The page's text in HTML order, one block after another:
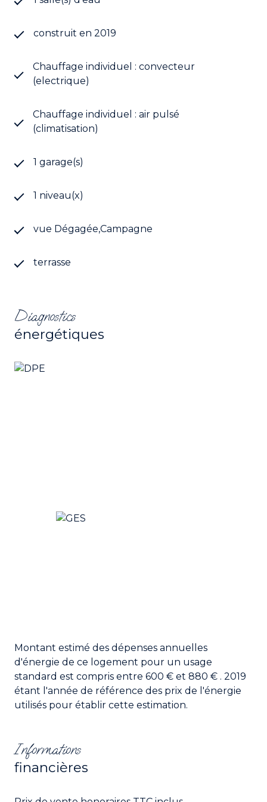
est exposé sont disponibles sur le site
construit en 2019
Chauffage individuel : convecteur
(electrique)
Chauffage individuel : air pulsé
(climatisation)
1 garage(s)
1 niveau(x)
vue Dégagée,Campagne
terrasse
Diagnostics
énergétiques
Montant estimé des dépenses annuelles
d'énergie de ce logement pour un usage
standard est compris entre 600 € et 880 € . 2019
étant l'année de référence des prix de l'énergie
utilisés pour établir cette estimation.
Informations
financières